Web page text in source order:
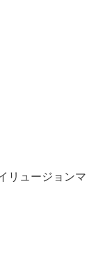
リュージョンマ